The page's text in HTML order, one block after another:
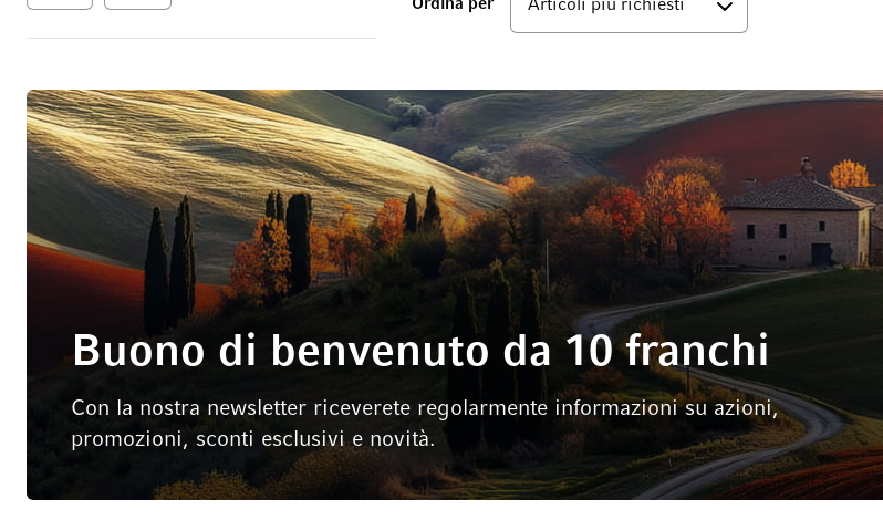
Ordina perBasso
Buono di benvenuto da 10 franchi
Con la nostra newsletter riceverete regolarmente informazioni su azioni,
promozioni, sconti esclusivi e novità.